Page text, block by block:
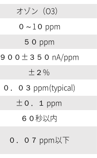
オゾン（O3）
０～1０ ppm
５０ ppm
９００±３５０ nA/ppm
±２％
０．０３ ppm(typical)
±０．１ ppm
６０秒以内
０．０７ ppm以下